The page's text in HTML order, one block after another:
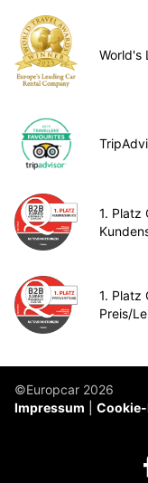
World's
1. Platz
1. Platz
Preis/
©Europcar 2026
Impressum